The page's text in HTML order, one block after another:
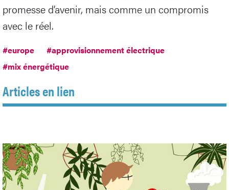
promesse d’avenir, mais comme un compromis
avec le réel.
#europe
#approvisionnement électrique
#mix énergétique
Articles en lien